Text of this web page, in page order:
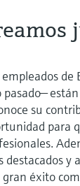
empleados
pasado—
su
para
destacados y
gran éxito